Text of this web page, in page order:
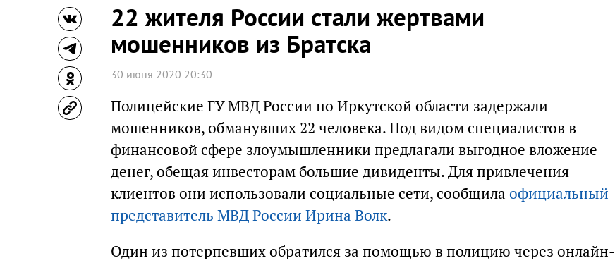
22 жителя России стали жертвами
мошенников из Братска
30 июня 2020 20:30
Полицейские ГУ МВД России по Иркутской области задержали
мошенников, обманувших 22 человека. Под видом специалистов в
финансовой сфере злоумышленники предлагали выгодное вложение
денег, обещая инвесторам большие дивиденты. Для привлечения
клиентов они использовали социальные сети, сообщила официальный
представитель МВД России Ирина Волк.
Один из потерпевших обратился за помощью в полицию через онлайн-